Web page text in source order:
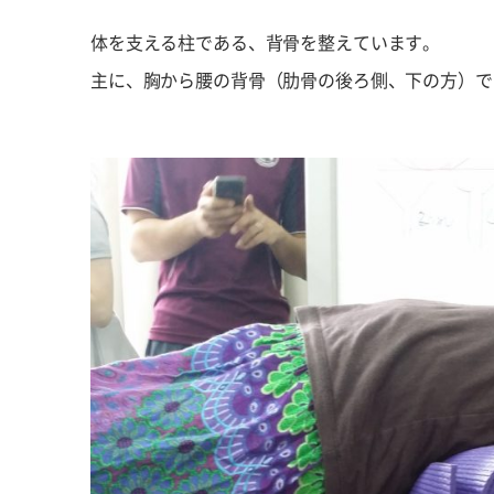
体を支える柱である、背骨を整えています。
主に、胸から腰の背骨（肋骨の後ろ側、下の方）